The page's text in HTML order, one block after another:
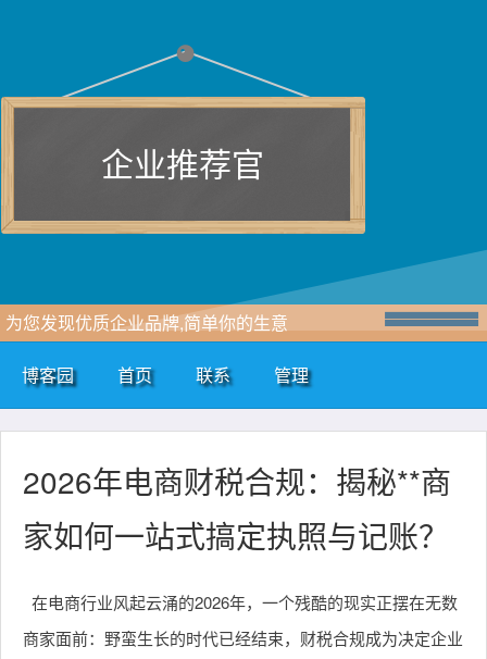
企业推荐官
为您发现优质企业品牌,简单你的生意
博客园 首页 联系 管理
2026年电商财税合规：揭秘**商
家如何一站式搞定执照与记账？
在电商行业风起云涌的2026年，一个残酷的现实正摆在无数
商家面前：野蛮生长的时代已经结束，财税合规成为决定企业